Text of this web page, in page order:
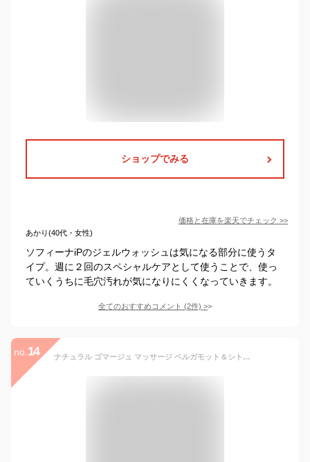
ショップでみる
価格と在庫を楽天でチェック >>
あかり(40代・女性)
ソフィーナiPのジェルウォッシュは気になる部分に使うタ
イプ。週に２回のスペシャルケアとして使うことで、使っ
ていくうちに毛穴汚れが気になりにくくなっていきます。
全てのおすすめコメント (2件) >
no. 14 ナチュラル ゴマージュ マッサージ ベルガモット＆シトラスの香り【アテニア 公式】[ スキンケア 洗顔 毛穴 顔 洗顔料 こんにゃく 角質 角栓 スクラブ スクラブ洗顔 角質除去 角質ケア フェイスケア エイジングケア 弱酸性 保湿 肌 洗顔ジェル フェイス ジェル ]